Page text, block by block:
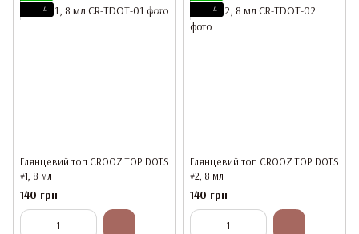
4
Глянцевий топ CROOZ TOP DOTS
#1, 8 мл
140 грн
4
Глянцевий топ CROOZ TOP DOTS
#2, 8 мл
140 грн